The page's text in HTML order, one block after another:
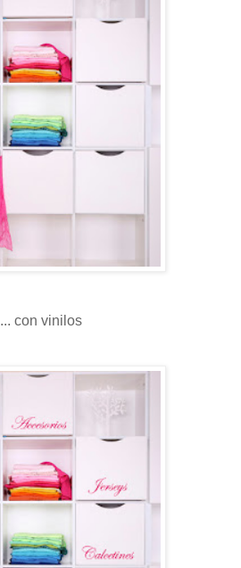
... con vinilos